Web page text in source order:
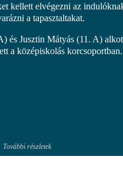
kellett elvégezni az
a tapasztaltakat.
és Jusztin Mátyás (11. A)
a középiskolás korcsoportban.
További részletek